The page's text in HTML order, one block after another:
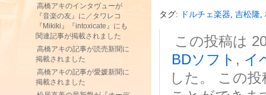
高橋アキのインタヴューが
『音楽の友』に／タワレコ
『Mikiki』『intoxicate』にも
関連記事が掲載されました
高橋アキの記事が読売新聞に
掲載されました
高橋アキの記事が愛媛新聞に
掲載されました
タグ: ドルチェ楽器 吉松隆
この投稿は
BDソフト , イ
した。 この